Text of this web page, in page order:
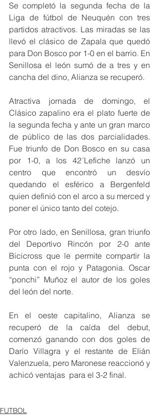
Se completó la segunda fecha de la
Liga de fútbol de Neuquén con tres
partidos atractivos. Las miradas se las
llevó el clásico de Zapala que quedó
para Don Bosco por 1-0 en el barrio. En
Senillosa el león sumó de a tres y en
cancha del dino, Alianza se recuperó.
Atractiva jornada de domingo, el
Clásico zapalino era el plato fuerte de
la segunda fecha y ante un gran marco
de público de las dos parcialidades.
Fue triunfo de Don Bosco en su casa
por 1-0, a los 42´Lefiche lanzó un
centro que encontró un desvío
quedando el esférico a Bergenfeld
quien definió con el arco a su merced y
poner el único tanto del cotejo.
Por otro lado, en Senillosa, gran triunfo
del Deportivo Rincón por 2-0 ante
Bicicross que le permite compartir la
punta con el rojo y Patagonia. Oscar
“ponchi” Muñoz el autor de los goles
del león del norte.
En el oeste capitalino, Alianza se
recuperó de la caída del debut,
comenzó ganando con dos goles de
Darío Villagra y el restante de Elián
Valenzuela, pero Maronese reaccionó y
achicó ventajas  para el 3-2 final.
FUTBOL